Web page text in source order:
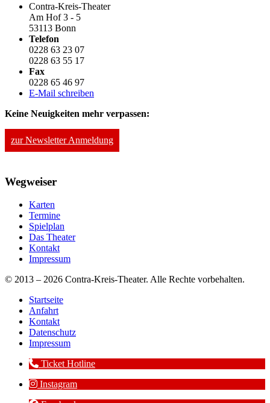
Contra-Kreis-Theater
Am Hof 3 - 5
53113 Bonn
Telefon
0228 63 23 07
0228 63 55 17
Fax
0228 65 46 97
E-Mail schreiben
Keine Neuigkeiten mehr verpassen:
zur Newsletter Anmeldung
Wegweiser
Karten
Termine
Spielplan
Das Theater
Kontakt
Impressum
© 2013 – 2026 Contra-Kreis-Theater. Alle Rechte vorbehalten.
Startseite
Anfahrt
Kontakt
Datenschutz
Impressum
Ticket Hotline
Instagram